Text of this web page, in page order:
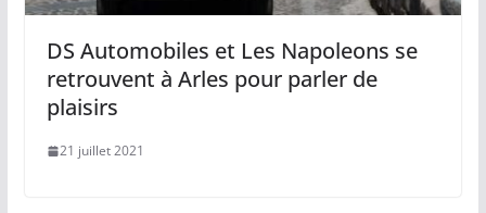
DS Automobiles et Les Napoleons se
retrouvent à Arles pour parler de
plaisirs
21 juillet 2021